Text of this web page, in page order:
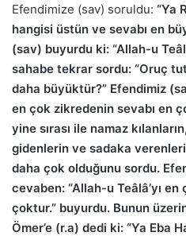
Efendimize (sav) soruldu: “Ya
hangisi üstün ve sevabı en
(sav) buyurdu ki: “Allah-u
sahabe tekrar sordu: “Oruç
daha büyüktür?” Efendimiz
en çok zikredenin sevabı en
yine sırası ile namaz
gidenlerin ve sadaka
daha çok olduğunu sordu.
cevaben: “Allah-u Teâlâ’yı
çoktur.” buyurdu. Bunun
Ömer’e (r.a) dedi ki: “Ya Eba